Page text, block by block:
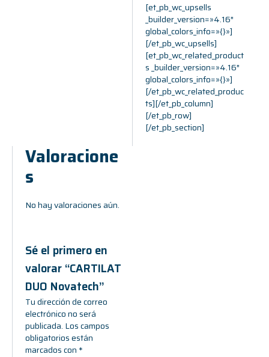
[et_pb_wc_upsells
_builder_version=»4.16″
global_colors_info=»{}»]
[/et_pb_wc_upsells]
[et_pb_wc_related_product
s _builder_version=»4.16″
global_colors_info=»{}»]
[/et_pb_wc_related_produc
ts][/et_pb_column]
[/et_pb_row]
[/et_pb_section]
Valoracione
S
No hay valoraciones aún.
Sé el primero en
valorar “CARTILAT
DUO Novatech”
Tu dirección de correo
electrónico no será
publicada. Los campos
obligatorios están
marcados con *